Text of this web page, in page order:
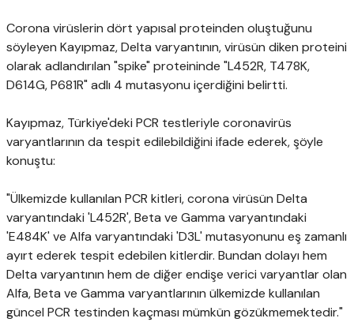
Corona virüslerin dört yapısal proteinden oluştuğunu
söyleyen Kayıpmaz, Delta varyantının, virüsün diken proteini
olarak adlandırılan "spike" proteininde "L452R, T478K,
D614G, P681R" adlı 4 mutasyonu içerdiğini belirtti.
Kayıpmaz, Türkiye'deki PCR testleriyle coronavirüs
varyantlarının da tespit edilebildiğini ifade ederek, şöyle
konuştu:
"Ülkemizde kullanılan PCR kitleri, corona virüsün Delta
varyantındaki 'L452R', Beta ve Gamma varyantındaki
'E484K' ve Alfa varyantındaki 'D3L' mutasyonunu eş zamanlı
ayırt ederek tespit edebilen kitlerdir. Bundan dolayı hem
Delta varyantının hem de diğer endişe verici varyantlar olan
Alfa, Beta ve Gamma varyantlarının ülkemizde kullanılan
güncel PCR testinden kaçması mümkün gözükmemektedir."